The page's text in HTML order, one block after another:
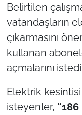
Belirtilen
vatandaşların
çıkarmasını
kullanan
açmalarını
Elektrik
isteyenler,
Politika
Flaş Haber
Magazin